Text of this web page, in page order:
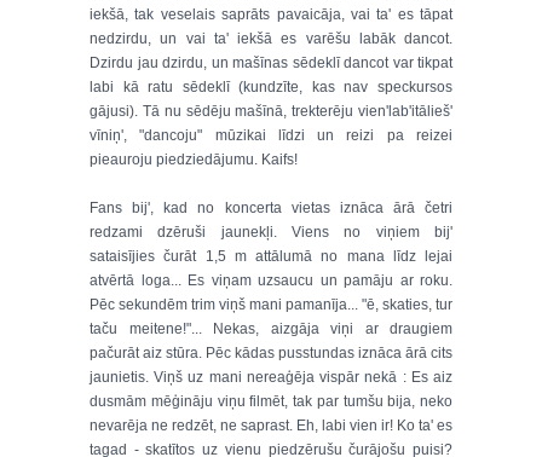
iekšā, tak veselais saprāts pavaicāja, vai ta' es tāpat
nedzirdu, un vai ta' iekšā es varēšu labāk dancot.
Dzirdu jau dzirdu, un mašīnas sēdeklī dancot var tikpat
labi kā ratu sēdeklī (kundzīte, kas nav speckursos
gājusi). Tā nu sēdēju mašīnā, trekterēju vien'lab'itālieš'
vīniņ', "dancoju" mūzikai līdzi un reizi pa reizei
pieauroju piedziedājumu. Kaifs!
Fans bij', kad no koncerta vietas iznāca ārā četri
redzami dzēruši jaunekļi. Viens no viņiem bij'
sataisījies čurāt 1,5 m attālumā no mana līdz lejai
atvērtā loga... Es viņam uzsaucu un pamāju ar roku.
Pēc sekundēm trim viņš mani pamanīja... "ē, skaties, tur
taču meitene!"... Nekas, aizgāja viņi ar draugiem
pačurāt aiz stūra. Pēc kādas pusstundas iznāca ārā cits
jaunietis. Viņš uz mani nereaģēja vispār nekā : Es aiz
dusmām mēģināju viņu filmēt, tak par tumšu bija, neko
nevarēja ne redzēt, ne saprast. Eh, labi vien ir! Ko ta' es
tagad - skatītos uz vienu piedzērušu čurājošu puisi?